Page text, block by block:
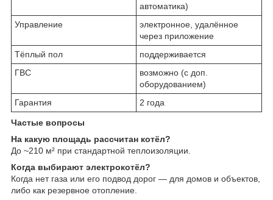
автоматика)
Управление
электронное, удалённое
через приложение
Тёплый пол
поддерживается
ГВС
возможно (с доп.
оборудованием)
Гарантия
2 года
Частые вопросы
На какую площадь рассчитан котёл?
До ~210 м² при стандартной теплоизоляции.
Когда выбирают электрокотёл?
Когда нет газа или его подвод дорог — для домов и объектов,
либо как резервное отопление.